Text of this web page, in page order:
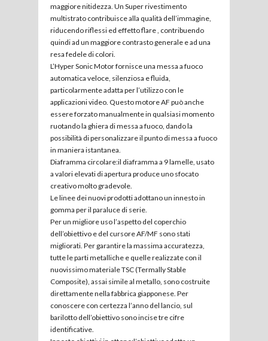
maggiore nitidezza. Un Super rivestimento
multistrato contribuisce alla qualità dell’immagine,
riducendo riflessi ed effetto flare , contribuendo
quindi ad un maggiore contrasto generale e ad una
resa fedele di colori.
L’Hyper Sonic Motor fornisce una messa a fuoco
automatica veloce, silenziosa e fluida,
particolarmente adatta per l’utilizzo con le
applicazioni video. Questo motore AF può anche
essere forzato manualmente in qualsiasi momento
ruotando la ghiera di messa a fuoco, dando la
possibilità di personalizzare il punto di messa a fuoco
in maniera istantanea.
Diaframma circolare:il diaframma a 9 lamelle, usato
a valori elevati di apertura produce uno sfocato
creativo molto gradevole.
Le linee dei nuovi prodotti adottano un innesto in
gomma per il paraluce di serie.
Per un migliore uso l’aspetto del coperchio
dell’obiettivo e del cursore AF/MF sono stati
migliorati. Per garantire la massima accuratezza,
tutte le parti metalliche e quelle realizzate con il
nuovissimo materiale TSC (Termally Stable
Composite), assai simile al metallo, sono costruite
direttamente nella fabbrica giapponese. Per
conoscere con certezza l’anno del lancio, sul
barilotto dell’obiettivo sono incise tre cifre
identificative.